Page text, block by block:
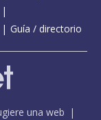
Guía / directorio
una web